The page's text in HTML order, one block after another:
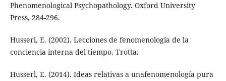
Phenomenological Psychopathology. Oxford University
Press, 284-296.
Husserl, E. (2002). Lecciones de fenomenología de la
conciencia interna del tiempo. Trotta.
Husserl, E. (2014). Ideas relativas a unafenomenología pura